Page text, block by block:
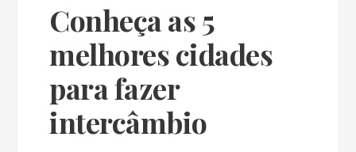
Conheça as 5
melhores cidades
para fazer
intercâmbio